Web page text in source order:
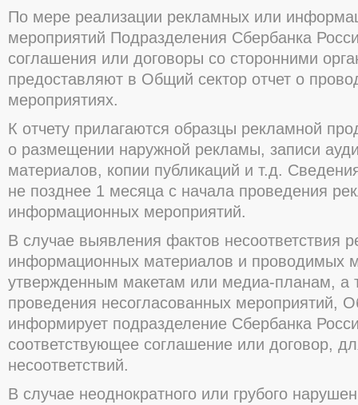
По мере реализации рекламных или
мероприятий Подразделения Сбербанка
соглашения или договоры со сторонними
предоставляют в Общий сектор отчет о
мероприятиях.
К отчету прилагаются образцы рекламной
о размещении наружной рекламы, записи
материалов, копии публикаций и т.д.
не позднее 1 месяца с начала проведения
информационных мероприятий.
В случае выявления фактов несоответствия
информационных материалов и проводимых
утвержденным макетам или медиа-планам, а
проведения несогласованных мероприятий,
информирует подразделение Сбербанка
соответствующее соглашение или договор,
несоответствий.
В случае неоднократного или грубого